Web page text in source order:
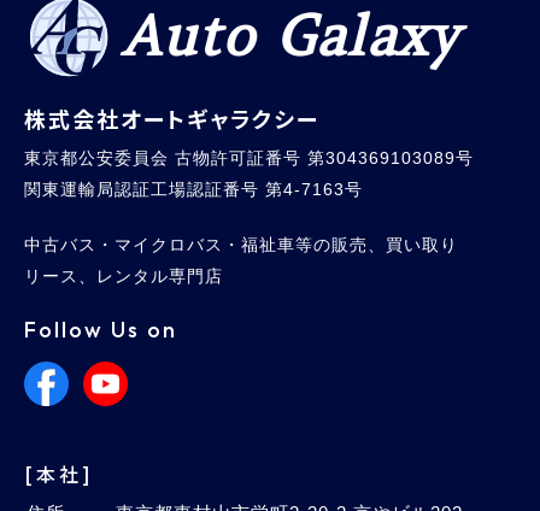
Auto Galaxy
株式会社オートギャラクシー
東京都公安委員会 古物許可証番号 第304369103089号
関東運輸局認証工場認証番号 第4-7163号
中古バス・マイクロバス・福祉車等の販売、買い取り
リース、レンタル専門店
Follow Us on
[本社]